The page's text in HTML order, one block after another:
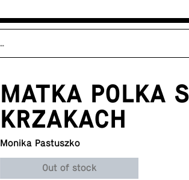
MATKA POLKA
KRZAKACH
Monika Pastuszko
Out of stock